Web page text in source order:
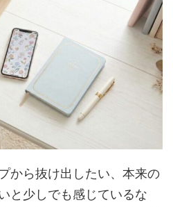
から抜け出したい、本来の
と少しでも感じているな